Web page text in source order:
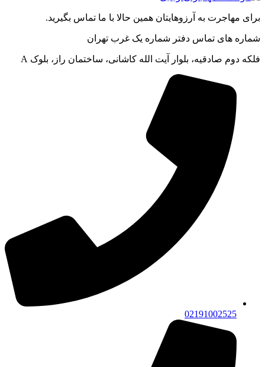
برای مهاجرت به آرزوهایتان همین حالا با ما تماس بگیرید.
شماره های تماس دفتر شماره یک غرب تهران
فلکه دوم صادقیه، بلوار آیت الله کاشانی، ساختمان راز، بلوک A
02191002525